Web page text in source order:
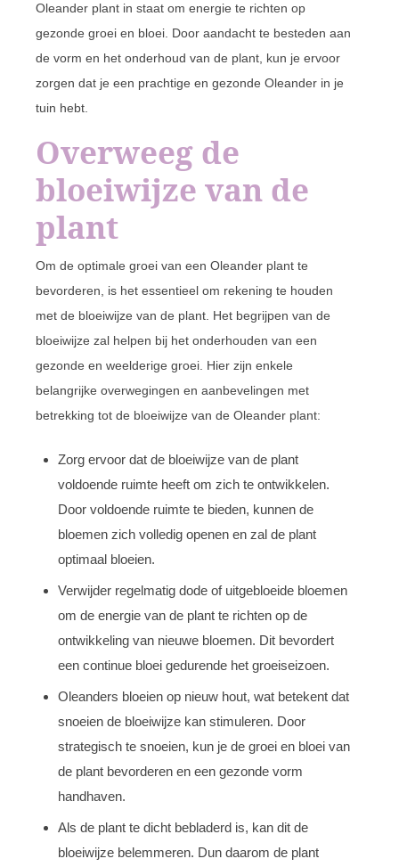
Oleander plant in staat om energie te richten op
gezonde groei en bloei. Door aandacht te besteden aan
de vorm en het onderhoud van de plant, kun je ervoor
zorgen dat je een prachtige en gezonde Oleander in je
tuin hebt.
Overweeg de
bloeiwijze van de
plant
Om de optimale groei van een Oleander plant te
bevorderen, is het essentieel om rekening te houden
met de bloeiwijze van de plant. Het begrijpen van de
bloeiwijze zal helpen bij het onderhouden van een
gezonde en weelderige groei. Hier zijn enkele
belangrijke overwegingen en aanbevelingen met
betrekking tot de bloeiwijze van de Oleander plant:
Zorg ervoor dat de bloeiwijze van de plant
voldoende ruimte heeft om zich te ontwikkelen.
Door voldoende ruimte te bieden, kunnen de
bloemen zich volledig openen en zal de plant
optimaal bloeien.
Verwijder regelmatig dode of uitgebloeide bloemen
om de energie van de plant te richten op de
ontwikkeling van nieuwe bloemen. Dit bevordert
een continue bloei gedurende het groeiseizoen.
Oleanders bloeien op nieuw hout, wat betekent dat
snoeien de bloeiwijze kan stimuleren. Door
strategisch te snoeien, kun je de groei en bloei van
de plant bevorderen en een gezonde vorm
handhaven.
Als de plant te dicht bebladerd is, kan dit de
bloeiwijze belemmeren. Dun daarom de plant